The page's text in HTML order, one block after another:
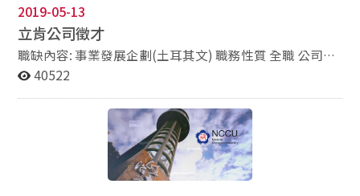
點， 有任何疑問，都可以直接和公告上的聯絡人聯繫。
希望有愛心、耐心的大學生報名！ 一、桃園觀音區（觀
音高中國中部） 需求人數：24名 二、桃園復興區（介壽
國中） 需求人數：8名 三、高雄林園區、大寮區（中芸
同截止日期：108年5月24日（五） 詳情請見應徵內容、
2019-05-13
立肯公司徵才
職缺內容: 事業發展企劃(土耳其文) 職務性質 全職 公司名
立肯國際股份有限公司 http://www.littleking.com.tw/ 部
管理師／系統整合／ERP專案師 職務說明 1.參與新事業部
規劃與追蹤執行 2.需經常性國外出差或短期派駐，地點以
系畢業優先考慮錄用 產業別 運動服飾布料/紡織業 待
40522